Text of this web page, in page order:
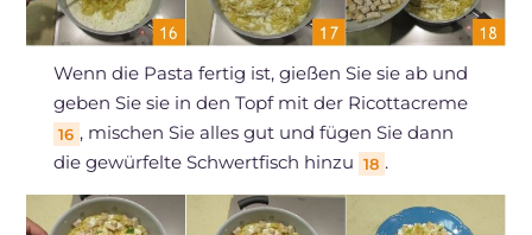
Wenn die Pasta fertig ist, gießen Sie sie ab und
geben Sie sie in den Topf mit der Ricottacreme
16 , mischen Sie alles gut und fügen Sie dann
die gewürfelte Schwertfisch hinzu 18 .